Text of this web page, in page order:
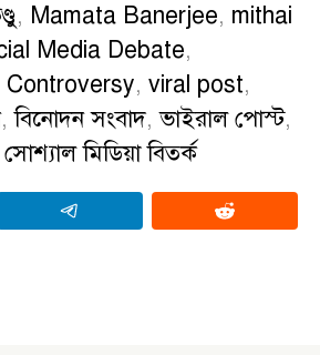
, Mamata Banerjee, mithai
Media Debate,
, viral post,
,বিনোদন সংবাদ,ভাইরাল পোস্ট,
সোশ্যাল মিডিয়া বিতর্ক